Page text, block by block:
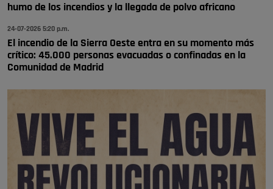
🔴 EXCLUSIVA | El comisario de la …
humo de los incendios y la llegada de polvo africano
24-07-2026 5:20 p.m.
El incendio de la Sierra Oeste entra en su momento más
crítico: 45.000 personas evacuadas o confinadas en la
Comunidad de Madrid